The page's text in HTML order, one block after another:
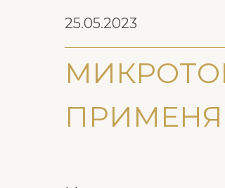
25.05.2023